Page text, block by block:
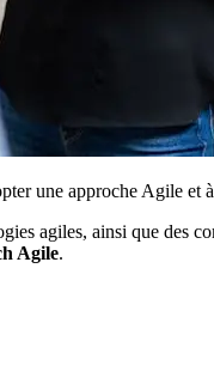
une approche Agile et
agiles, ainsi que des
Agile.